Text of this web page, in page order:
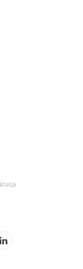
LinkedIn